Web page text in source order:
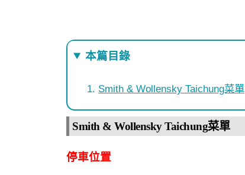
本篇目錄
Smith & Wollensky Taichung菜單
Smith & Wollensky Taichung菜單
停車位置